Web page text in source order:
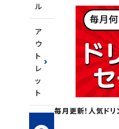
会社概要
ル
ア
ウ
ト
レ
ッ
ト
冷
毎月更新！人気ドリ